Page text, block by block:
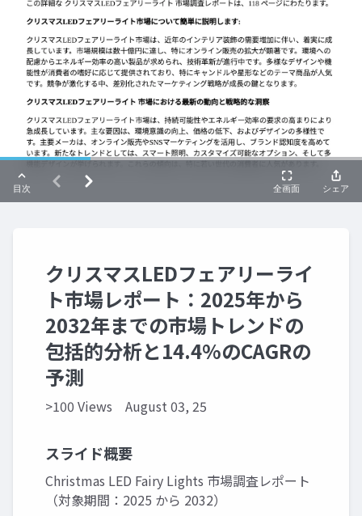
クリスマスLEDフェアリーライ
ト市場レポート：2025年から
2032年までの市場トレンドの
包括的分析と14.4%のCAGRの
予測
>100 Views August 03, 25
スライド概要
Christmas LED Fairy Lights 市場調査レポート
（対象期間：2025 から 2032）